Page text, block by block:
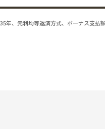
年、元利均等返済方式、ボーナス支払